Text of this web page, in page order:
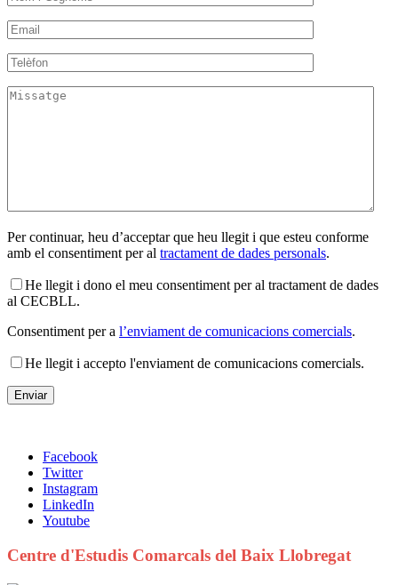
Per continuar, heu d’acceptar que heu llegit i que esteu conforme
amb el consentiment per al tractament de dades personals.
He llegit i dono el meu consentiment per al tractament de dades
al CECBLL.
Consentiment per a l’enviament de comunicacions comercials.
He llegit i accepto l'enviament de comunicacions comercials.
Facebook
Twitter
Instagram
LinkedIn
Youtube
Centre d'Estudis Comarcals del Baix Llobregat